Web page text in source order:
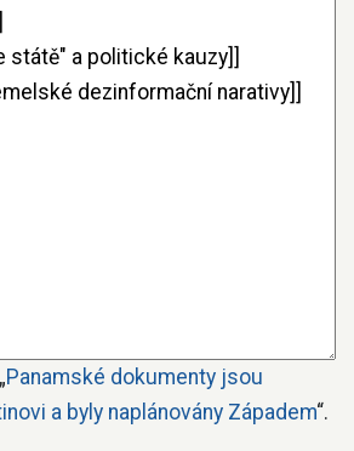
Panamské dokumenty jsou
a byly naplánovány Západem“.